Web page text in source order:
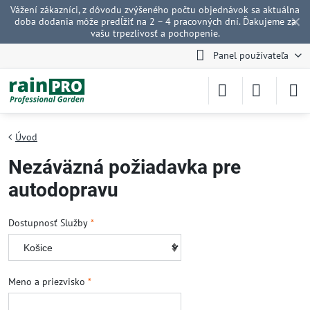
✕
Vážení zákazníci, z dôvodu zvýšeného počtu objednávok sa aktuálna
doba dodania môže predĺžiť na 2 – 4 pracovných dní. Ďakujeme za
vašu trpezlivosť a pochopenie.
Panel používateľa
Úvod
Nezáväzná požiadavka pre
autodopravu
Dostupnosť Služby *
Meno a priezvisko *